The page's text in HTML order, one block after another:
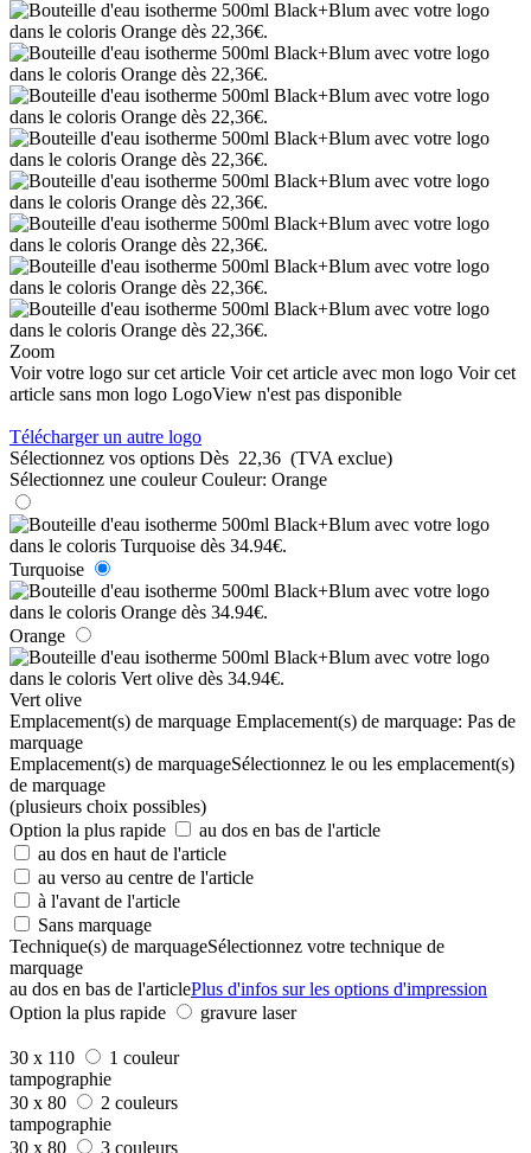
Zoom
Voir votre logo sur cet article Voir cet article avec mon logo Voir cet
article sans mon logo LogoView n'est pas disponible
Télécharger un autre logo
Sélectionnez vos options Dès 22,36 (TVA exclue)
Sélectionnez une couleur Couleur: Orange
Turquoise
Orange
Vert olive
Emplacement(s) de marquage Emplacement(s) de marquage: Pas de
marquage
Emplacement(s) de marquageSélectionnez le ou les emplacement(s)
de marquage
(plusieurs choix possibles)
Option la plus rapide
au dos en bas de l'article
au dos en haut de l'article
au verso au centre de l'article
à l'avant de l'article
Sans marquage
Technique(s) de marquageSélectionnez votre technique de
marquage
au dos en bas de l'articlePlus d'infos sur les options d'impression
Option la plus rapide
gravure laser
30 x 110
1 couleur
tampographie
30 x 80
2 couleurs
tampographie
30 x 80
3 couleurs